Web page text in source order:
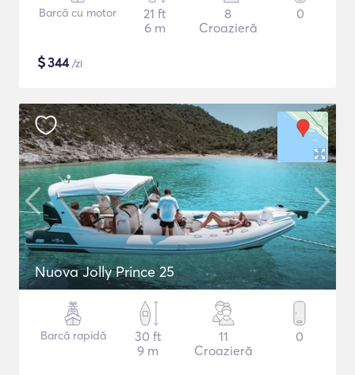
Barcă cu motor
21 ft
6 m
8
Croazieră
0
$344/zi
Nuova Jolly Prince 25
Barcă rapidă
30 ft
9 m
11
Croazieră
0